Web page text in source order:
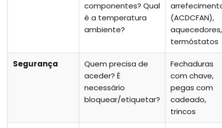
componentes? Qual
é a temperatura
ambiente?
(ACDCFAN),
aquecedores,
termóstatos
Segurança
Quem precisa de
aceder? É
necessário
bloquear/etiquetar?
Fechaduras
com chave,
pegas com
cadeado,
trincos